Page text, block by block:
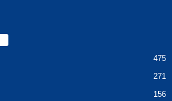
475
271
156